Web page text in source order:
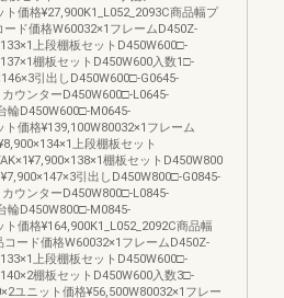
ト価格¥27,900K1_L052_2093C商品幅プ
ド価格W60032×1フレームD450Z-
上段棚板セットD450W600□-
棚板セットD450W600入数1□-
引出しD450W600□-G0645-
ウンターD450W600□-L0645-
輪D450W600□-M0645-
ト価格¥139,100W80032×1フレーム
上段棚板セット
棚板セットD450W800
引出しD450W800□-G0845-
ウンターD450W800□-L0845-
輪D450W800□-M0845-
ト価格¥164,900K1_L052_2092C商品幅
ード価格W60032×1フレームD450Z-
上段棚板セットD450W600□-
棚板セットD450W600入数3□-
ユニット価格¥56,500W80032×1フレー